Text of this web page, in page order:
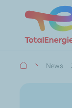
Breadcrumb
News